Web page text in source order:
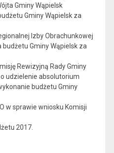
Gminy Wąpielsk
Gminy Wąpielsk za
Izby Obrachunkowej
Gminy Wąpielsk za
Rewizyjną Rady Gminy
udzielenie absolutorium
budżetu Gminy
w sprawie wniosku Komisji
2017.